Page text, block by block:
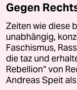
Gegen
Zeiten wie diese
unabhängig,
Faschismus,
die taz und
Rebellion“ von
Andreas Speit